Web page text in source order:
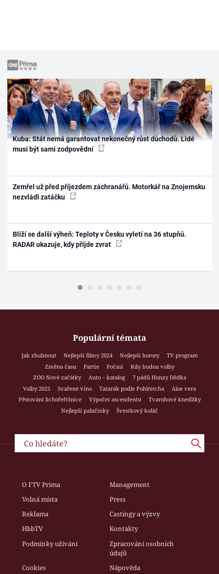
Kuba: Stát nemá garantovat nekonečný růst důchodů. Lidé
musí být sami zodpovědní
Zemřel už před příjezdem záchranářů. Motorkář na Znojemsku
nezvládl zatáčku
Blíží se další výheň: Teploty v Česku vyletí na 36 stupňů.
RADAR ukazuje, kdy přijde zvrat
Populární témata
Jak zhubnout Nejlepší filmy 2024 Nejlepší horory
TV program
Změna času
Partie Počasí
Kdy budou volby
ZOO Nové začátky
Auto – katalog
7 pádů Honzy Dědka
Volby 2025
Svařené víno Tatarák podle Pohlreicha
Aloe vera
Pěstování lichořeřišnice
Výpočet ascendentu
Tvarohové knedlíky
Nejlepší palačinky
Švestkový koláč
O FTV Prima
Management
Volná místa
Press
Reklama
Castingy a výzvy
HbbTV
Kontakty
Podmínky užívání
Zpracování osobních
údajů
Cookies
Nápověda